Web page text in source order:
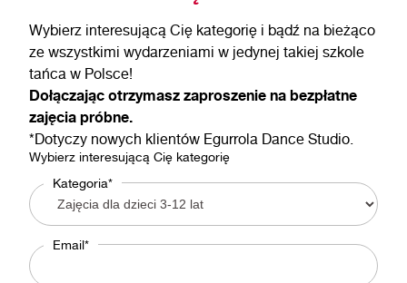
Wybierz interesującą Cię kategorię i bądź na bieżąco
ze wszystkimi wydarzeniami w jedynej takiej szkole
tańca w Polsce!
Dołączając otrzymasz zaproszenie na bezpłatne
zajęcia próbne.
*Dotyczy nowych klientów Egurrola Dance Studio.
Wybierz interesującą Cię kategorię
Kategoria*
Email*